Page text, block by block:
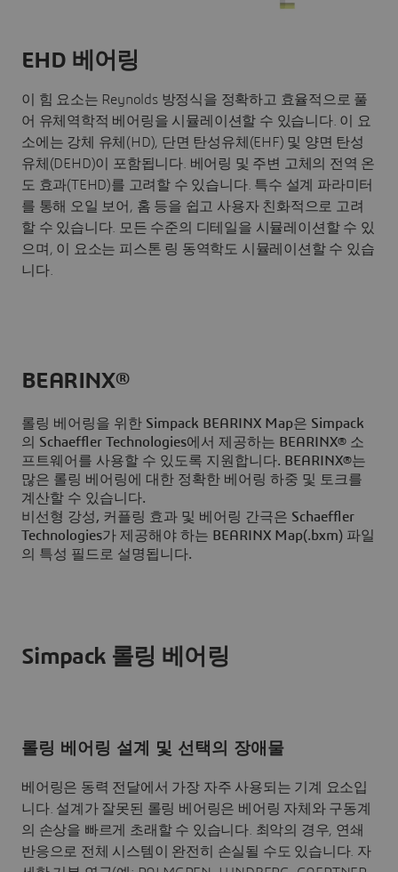
EHD 베어링
이 힘 요소는 Reynolds 방정식을 정확하고 효율적으로 풀
어 유체역학적 베어링을 시뮬레이션할 수 있습니다. 이 요
소에는 강체 유체(HD), 단면 탄성유체(EHF) 및 양면 탄성
유체(DEHD)이 포함됩니다. 베어링 및 주변 고체의 전역 온
도 효과(TEHD)를 고려할 수 있습니다. 특수 설계 파라미터
를 통해 오일 보어, 홈 등을 쉽고 사용자 친화적으로 고려
할 수 있습니다. 모든 수준의 디테일을 시뮬레이션할 수 있
으며, 이 요소는 피스톤 링 동역학도 시뮬레이션할 수 있습
니다.
BEARINX®
롤링 베어링을 위한 Simpack BEARINX Map은 Simpack
의 Schaeffler Technologies에서 제공하는 BEARINX® 소
프트웨어를 사용할 수 있도록 지원합니다. BEARINX®는
많은 롤링 베어링에 대한 정확한 베어링 하중 및 토크를
계산할 수 있습니다.
비선형 강성, 커플링 효과 및 베어링 간극은 Schaeffler
Technologies가 제공해야 하는 BEARINX Map(.bxm) 파일
의 특성 필드로 설명됩니다.
Simpack 롤링 베어링
롤링 베어링 설계 및 선택의 장애물
베어링은 동력 전달에서 가장 자주 사용되는 기계 요소입
니다. 설계가 잘못된 롤링 베어링은 베어링 자체와 구동계
의 손상을 빠르게 초래할 수 있습니다. 최악의 경우, 연쇄
반응으로 전체 시스템이 완전히 손실될 수도 있습니다. 자